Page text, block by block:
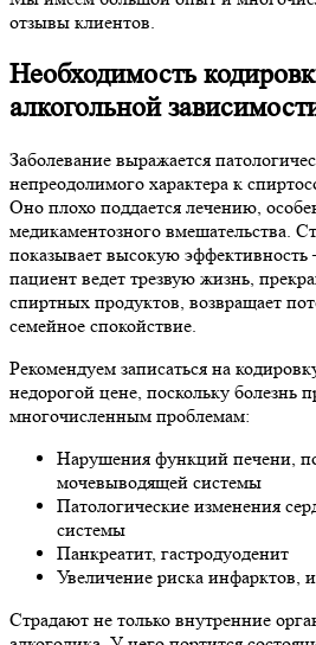
отзывы клиентов.
Необходимость
алкогольной
Заболевание выражается
непреодолимого характера к
Оно плохо поддается лечению,
медикаментозного вмешательства.
показывает высокую эффективность
пациент ведет трезвую жизнь,
спиртных продуктов, возвращает
семейное спокойствие.
Рекомендуем записаться на
недорогой цене, поскольку болезнь
многочисленным проблемам:
Нарушения функций печени,
мочевыводящей системы
Патологические изменения
системы
Панкреатит, гастродуоденит
Увеличение риска инфарктов,
Страдают не только внутренние